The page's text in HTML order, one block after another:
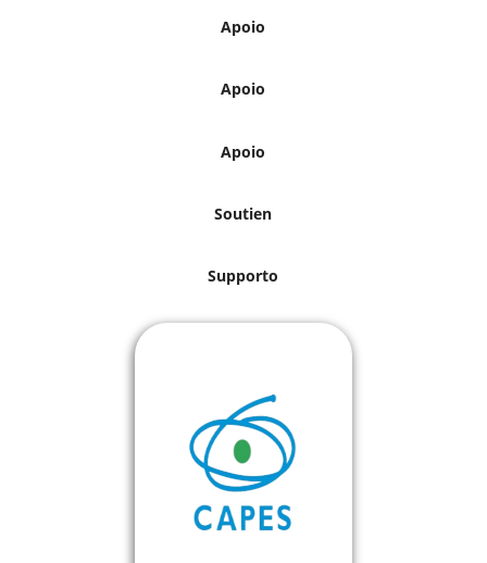
Apoio
Apoio
Apoio
Soutien
Supporto